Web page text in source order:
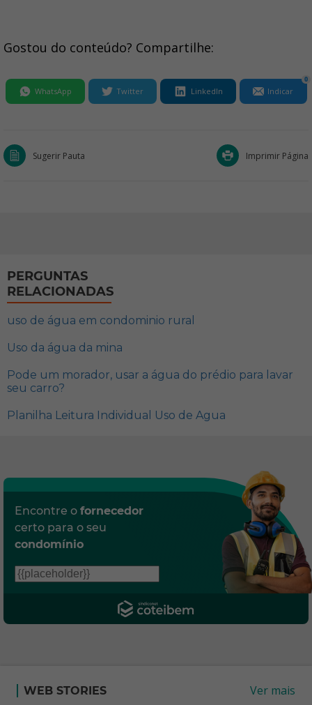
Gostou do conteúdo? Compartilhe:
WhatsApp Twitter LinkedIn Indicar
0
Sugerir Pauta Imprimir Página
PERGUNTAS
RELACIONADAS
uso de água em condominio rural
Uso da água da mina
Pode um morador, usar a água do prédio para lavar
seu carro?
Planilha Leitura Individual Uso de Agua
Encontre o fornecedor
certo para o seu
condomínio
WEB STORIES Ver mais